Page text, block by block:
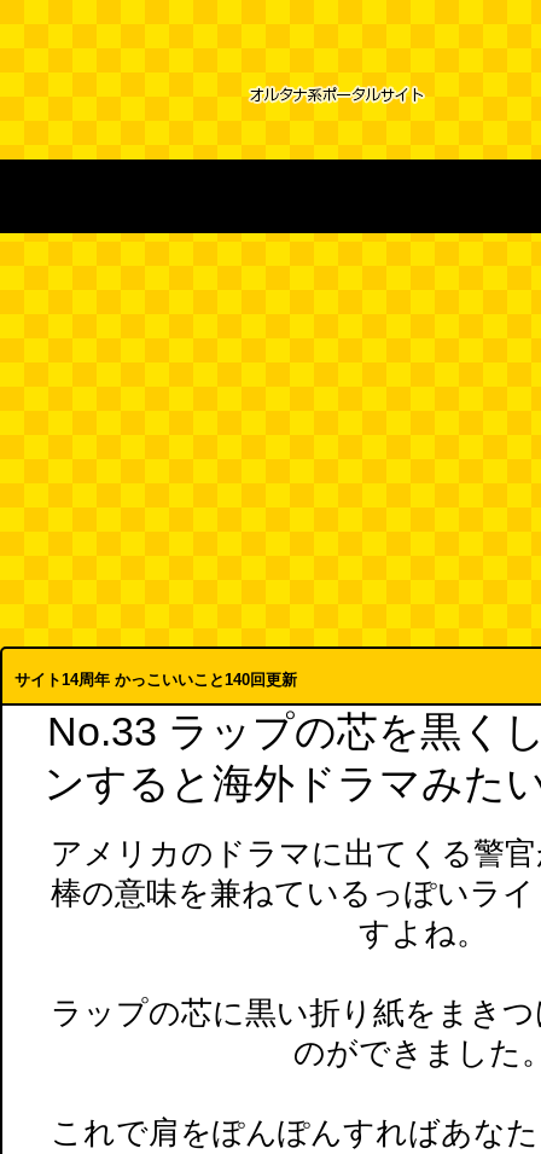
サイト14周年 かっこいいこと140回更新
No.33 ラップの芯を黒く
ンすると海外ドラマみた
アメリカのドラマに出てくる警
棒の意味を兼ねているっぽいラ
すよね。
ラップの芯に黒い折り紙をまき
のができました
これで肩をぽんぽんすればあな